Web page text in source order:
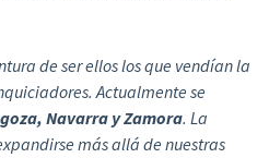
de ser ellos los que vendían la
Actualmente se
Navarra y Zamora. La
más allá de nuestras